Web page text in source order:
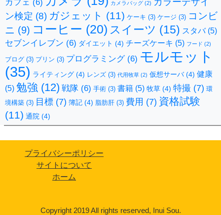
カフェ (6) カメラバッグ (2)
ン検定 (8) ガジェット (11) ケーキ (3) ケージ (3) コンビ
ニ (9) コーヒー (20) スイーツ (15) スタバ(5)
セブンイレブン (6) ダイエット (4) チーズケーキ (5) フード (2)
ブログ (3) プリン (3) プログラミング(6) モルモット
(35) ライティング (4) レンズ (3) 代用牧草 (2) 仮想サーバ(4) 健康
(5) 勉強 (12) 戦隊 (6) 手術 (3) 書籍 (5) 牧草 (4) 特撮 (7) 環
境構築 (3) 目標 (7) 簿記 (4) 脂肪肝 (3) 費用 (7) 資格試験
(11) 通院 (4)
プライバシーポリシー
サイトについて
ホーム
Copyright 2019 All rights reserved, Inui Sou.